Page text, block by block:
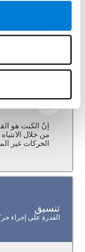
قياس المهارات
القدرة على تجنّب
إنّ الكبت هو
من خلال
الحركات غير
تنسيق
القدرة على إجراء